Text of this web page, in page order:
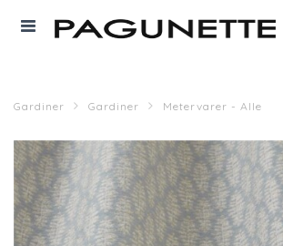
Gardiner Gardiner Metervarer - Alle